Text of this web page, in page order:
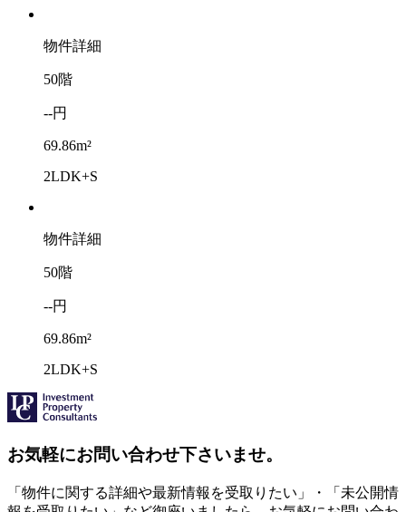
物件詳細
50階
--円
69.86m²
2LDK+S
物件詳細
50階
--円
69.86m²
2LDK+S
お気軽にお問い合わせ下さいませ。
「物件に関する詳細や最新情報を受取りたい」・「未公開情